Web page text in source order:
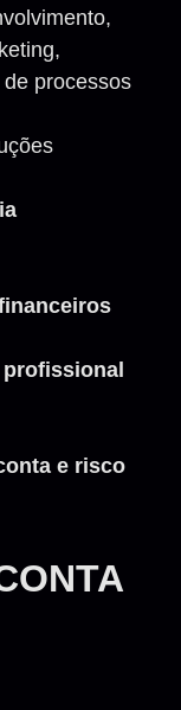
processos
e risco